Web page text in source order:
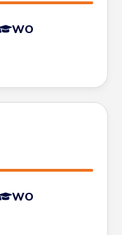
WO
WO